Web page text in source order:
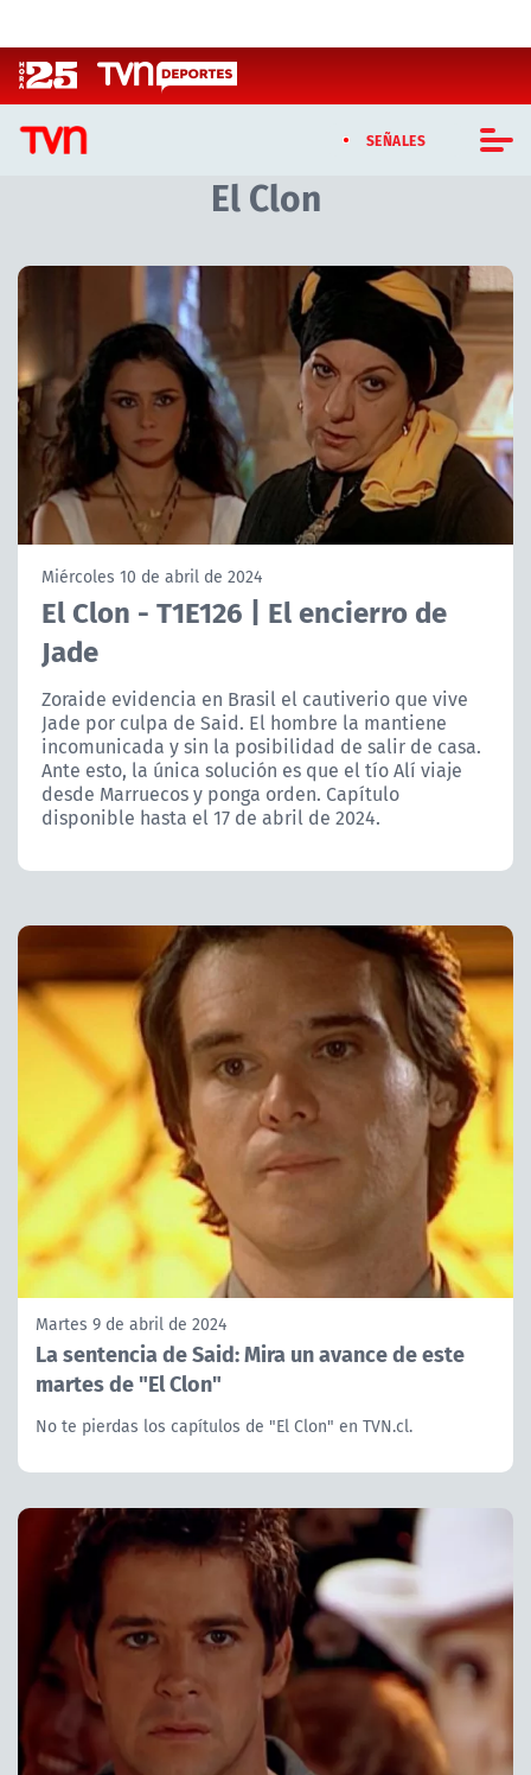
SEÑALES
CASTING MASTERCHEF CHILE
CASTING TVN VERTICAL
TVN VERTICAL
TVN PLAY
PROGRAMAS
TELESERIES
ACTUALIDAD Y TENDENCIAS
CORPORATIVO Y TRANSPARENCIA
CANAL DE DENUNCIAS
ÁREA DE PROYECTOS
El Clon
Artículos relacionados con El Clon
Miércoles 10 de abril de 2024
El Clon - T1E126 | El encierro de
Jade
Zoraide evidencia en Brasil el cautiverio que vive
Jade por culpa de Said. El hombre la mantiene
incomunicada y sin la posibilidad de salir de casa.
Ante esto, la única solución es que el tío Alí viaje
desde Marruecos y ponga orden. Capítulo
disponible hasta el 17 de abril de 2024.
Martes 9 de abril de 2024
La sentencia de Said: Mira un avance de este
martes de "El Clon"
No te pierdas los capítulos de "El Clon" en TVN.cl.